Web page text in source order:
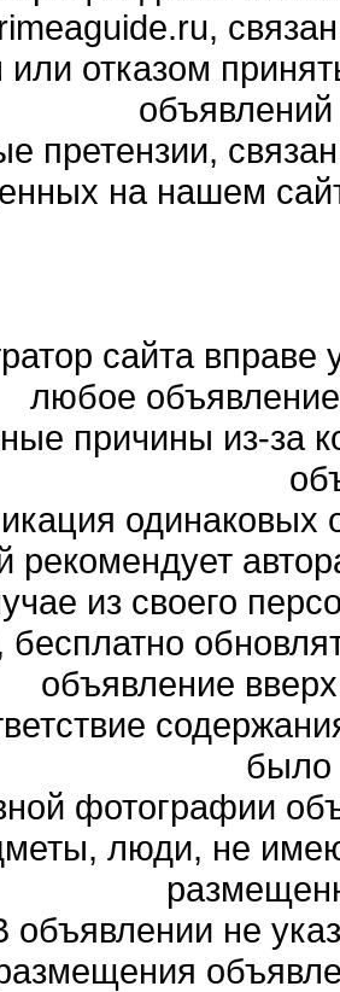
или отказом
претензии,
на нашем
сайта вправе
любое
причины из-за
одинаковых
рекомендует
из своего
бесплатно
объявление
было
фотографии
люди, не
объявлении не